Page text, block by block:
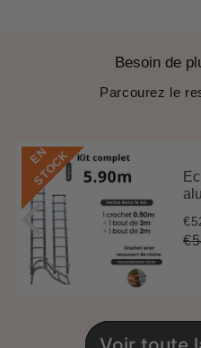
Besoin de
Parcourez le
E
N
S
T
O
C
K